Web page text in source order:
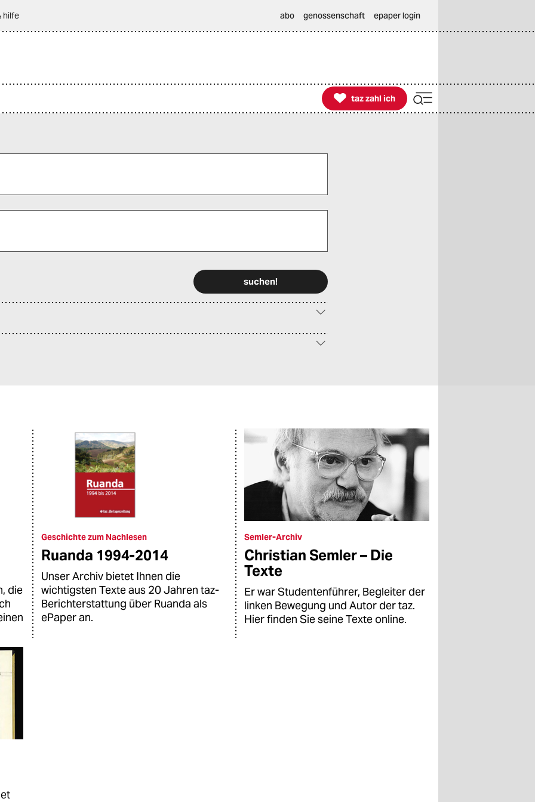
hilfe abo genossenschaft epaper login

taz zahl ich
taz zahl ich
die
Geschichte zum Nachlesen
Ruanda 1994-2014
Unser Archiv bietet Ihnen die
wichtigsten Texte aus 20 Jahren taz-
Berichterstattung über Ruanda als
ePaper an.
Semler-Archiv
Christian Semler – Die
Texte
Er war Studentenführer, Begleiter der
linken Bewegung und Autor der taz.
Hier finden Sie seine Texte online.